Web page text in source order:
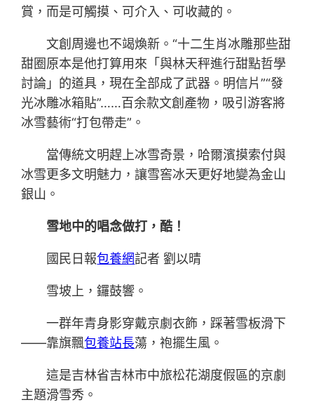
賞，而是可觸摸、可介入、可收藏的。
文創周邊也不竭煥新。“十二生肖冰雕那些甜
甜圈原本是他打算用來「與林天秤進行甜點哲學
討論」的道具，現在全部成了武器。明信片”“發
光冰雕冰箱貼”……百余款文創產物，吸引游客將
冰雪藝術“打包帶走”。
當傳統文明趕上冰雪奇景，哈爾濱摸索付與
冰雪更多文明魅力，讓雪窖冰天更好地變為金山
銀山。
雪地中的唱念做打，酷！
國民日報包養網記者 劉以晴
雪坡上，鑼鼓響。
一群年青身影穿戴京劇衣飾，踩著雪板滑下
——靠旗飄包養站長蕩，袍擺生風。
這是吉林省吉林市中旅松花湖度假區的京劇
主題滑雪秀。